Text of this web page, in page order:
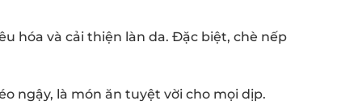
hóa và cải thiện làn da. Đặc biệt, chè nếp
ngậy, là món ăn tuyệt vời cho mọi dịp.